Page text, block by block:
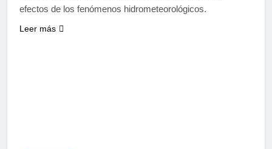
efectos de los fenómenos hidrometeorológicos.
Leer más